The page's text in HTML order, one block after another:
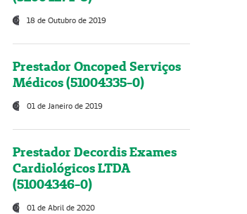
18 de Outubro de 2019
Prestador Oncoped Serviços
Médicos (51004335-0)
01 de Janeiro de 2019
Prestador Decordis Exames
Cardiológicos LTDA
(51004346-0)
01 de Abril de 2020